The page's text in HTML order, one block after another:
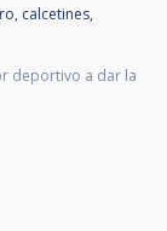
calcetines,
deportivo a dar la
así como el uso